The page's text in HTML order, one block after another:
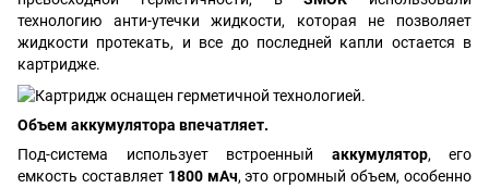
технологию анти-утечки жидкости, которая не позволяет
жидкости протекать, и все до последней капли остается в
картридже.
Объем аккумулятора впечатляет.
Под-система использует встроенный аккумулятор, его
емкость составляет 1800 мАч, это огромный объем, особенно